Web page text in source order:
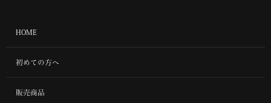
HOME
初めての方へ
販売商品